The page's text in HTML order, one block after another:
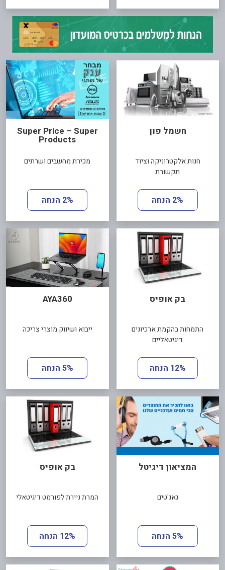
חשמל פון
חנות אלקטרוניקה וציוד
תקשורת
2% הנחה
Super Price – Super
Products
מכירת מחשבים ושרתים
2% הנחה
בק אופיס
התמחות בהקמת ארכיונים
דיגיטאליים
12% הנחה
AYA360
ייבוא ושיווק מוצרי צריכה
5% הנחה
המציאון דיגיטל
גאג'טים
5% הנחה
בק אופיס
המרת ניירת לפורמט דיגיטאלי
12% הנחה